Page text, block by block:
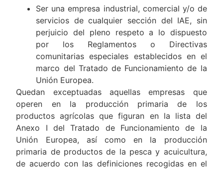
Ser una empresa industrial, comercial y/o de
servicios de cualquier sección del IAE, sin
perjuicio del pleno respeto a lo dispuesto
por los Reglamentos o Directivas
comunitarias especiales establecidos en el
marco del Tratado de Funcionamiento de la
Unión Europea.
Quedan exceptuadas aquellas empresas que
operen en la producción primaria de los
productos agrícolas que figuran en la lista del
Anexo I del Tratado de Funcionamiento de la
Unión Europea, así como en la producción
primaria de productos de la pesca y acuicultura,
de acuerdo con las definiciones recogidas en el